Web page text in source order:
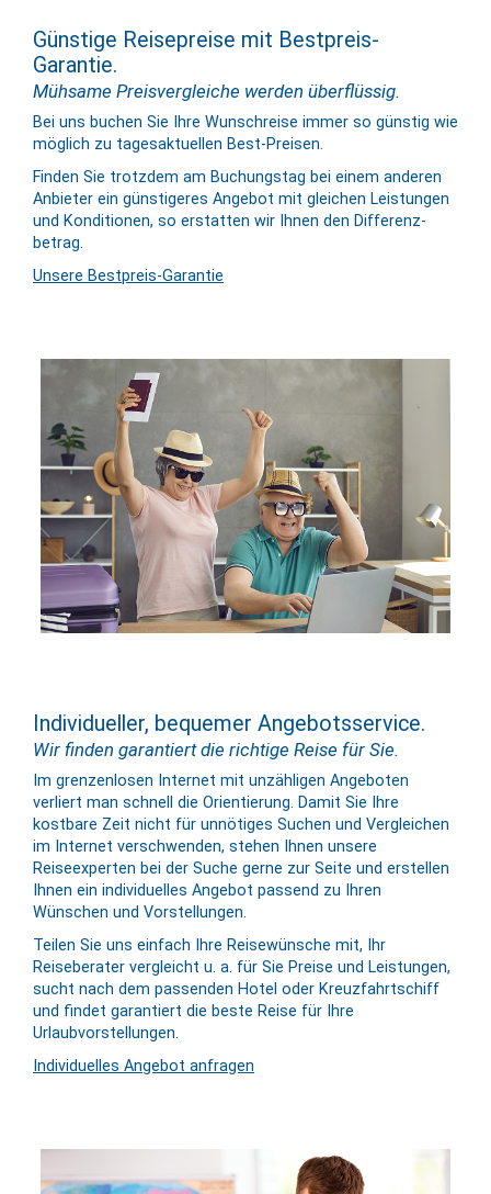
Günstige Reisepreise mit Bestpreis-
Garantie.
Mühsame Preisvergleiche werden überflüssig.
Bei uns buchen Sie Ihre Wunschreise immer so günstig wie
möglich zu tages­aktuellen Best-Preisen.
Finden Sie trotzdem am Buchungstag bei einem anderen
Anbieter ein günstigeres Angebot mit gleichen Leis­tungen
und Kondi­tionen, so erstatten wir Ihnen den Differenz­
betrag.
Unsere Bestpreis-Garantie
Individueller, bequemer Angebotsservice.
Wir finden garantiert die richtige Reise für Sie.
Im grenzenlosen Internet mit unzähligen Angeboten
verliert man schnell die Orientierung. Damit Sie Ihre
kostbare Zeit nicht für unnötiges Suchen und Vergleichen
im Internet verschwenden, stehen Ihnen unsere
Reiseexperten bei der Suche gerne zur Seite und erstellen
Ihnen ein individuelles Angebot passend zu Ihren
Wünschen und Vorstellungen.
Teilen Sie uns einfach Ihre Reisewünsche mit, Ihr
Reiseberater vergleicht u. a. für Sie Preise und Leistungen,
sucht nach dem passenden Hotel oder Kreuzfahrtschiff
und findet garantiert die beste Reise für Ihre
Urlaubvorstellungen.
Individuelles Angebot anfragen